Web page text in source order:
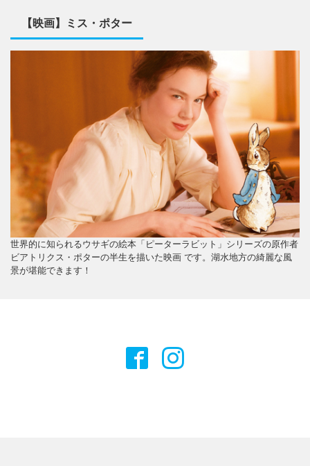
【映画】ミス・ポター
世界的に知られるウサギの絵本「ピーターラビット」シリーズの原作者
ビアトリクス・ポターの半生を描いた映画 です。湖水地方の綺麗な風
景が堪能できます！